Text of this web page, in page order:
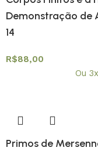
Demonstração de
14
R$88,00
Ou
Primos de